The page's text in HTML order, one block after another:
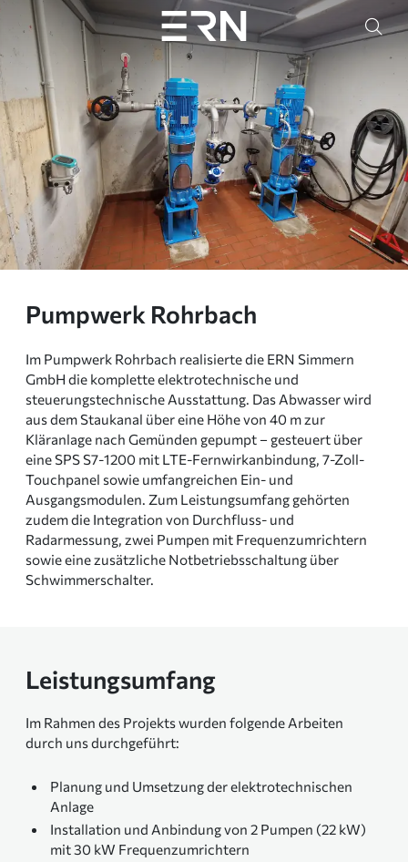
Pumpwerk Rohrbach
Im Pumpwerk Rohrbach realisierte die ERN Simmern
GmbH die komplette elektrotechnische und
steuerungstechnische Ausstattung. Das Abwasser wird
aus dem Staukanal über eine Höhe von 40 m zur
Kläranlage nach Gemünden gepumpt – gesteuert über
eine SPS S7-1200 mit LTE-Fernwirkanbindung, 7-Zoll-
Touchpanel sowie umfangreichen Ein- und
Ausgangsmodulen. Zum Leistungsumfang gehörten
zudem die Integration von Durchfluss- und
Radarmessung, zwei Pumpen mit Frequenzumrichtern
sowie eine zusätzliche Notbetriebsschaltung über
Schwimmerschalter.
Leistungsumfang
Im Rahmen des Projekts wurden folgende Arbeiten
durch uns durchgeführt:
Planung und Umsetzung der elektrotechnischen
Anlage
Installation und Anbindung von 2 Pumpen (22 kW)
mit 30 kW Frequenzumrichtern